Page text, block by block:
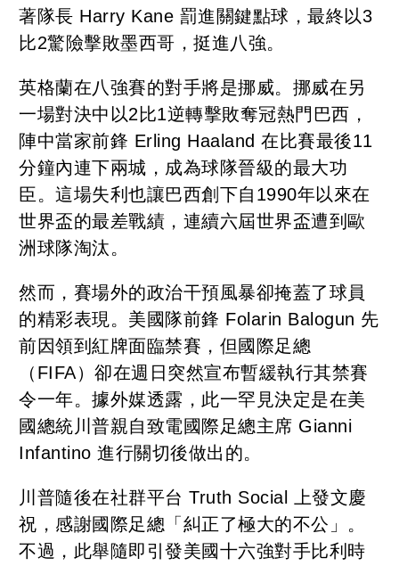
著隊長 Harry Kane 罰進關鍵點球，最終以3
比2驚險擊敗墨西哥，挺進八強。
英格蘭在八強賽的對手將是挪威。挪威在另
一場對決中以2比1逆轉擊敗奪冠熱門巴西，
陣中當家前鋒 Erling Haaland 在比賽最後11
分鐘內連下兩城，成為球隊晉級的最大功
臣。這場失利也讓巴西創下自1990年以來在
世界盃的最差戰績，連續六屆世界盃遭到歐
洲球隊淘汰。
然而，賽場外的政治干預風暴卻掩蓋了球員
的精彩表現。美國隊前鋒 Folarin Balogun 先
前因領到紅牌面臨禁賽，但國際足總
（FIFA）卻在週日突然宣布暫緩執行其禁賽
令一年。據外媒透露，此一罕見決定是在美
國總統川普親自致電國際足總主席 Gianni
Infantino 進行關切後做出的。
川普隨後在社群平台 Truth Social 上發文慶
祝，感謝國際足總「糾正了極大的不公」。
不過，此舉隨即引發美國十六強對手比利時